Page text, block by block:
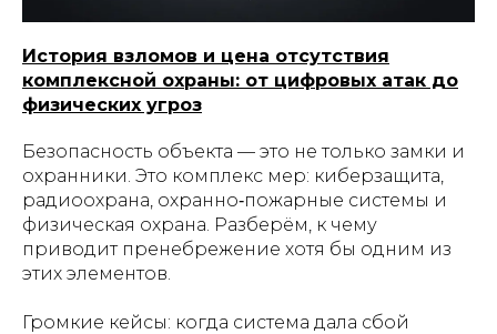
История взломов и цена отсутствия
комплексной охраны: от цифровых атак до
физических угроз
Безопасность объекта — это не только замки и
охранники. Это комплекс мер: киберзащита,
радиоохрана, охранно‑пожарные системы и
физическая охрана. Разберём, к чему
приводит пренебрежение хотя бы одним из
этих элементов.
Громкие кейсы: когда система дала сбой